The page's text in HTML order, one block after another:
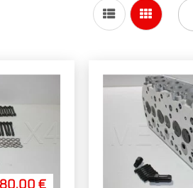
€